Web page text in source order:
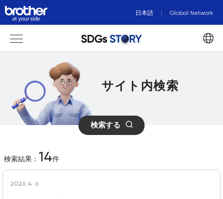
日本語 Global Network
サイト内検索
検索する
検索結果： 14件
2026.4. 6